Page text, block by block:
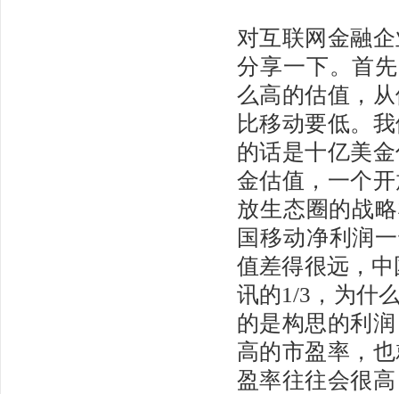
对互联网金融
分享一下。首
么高的估值，
比移动要低。
的话是十亿美
金估值，一个
放生态圈的战
国移动净利润
值差得很远，
讯的1/3，为什
的是构思的利
高的市盈率，
盈率往往会很